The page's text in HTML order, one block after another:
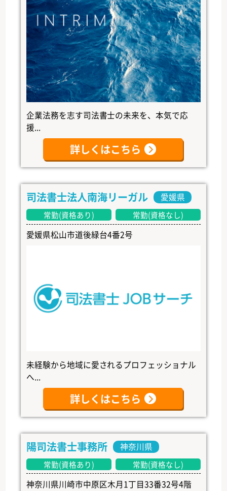
企業法務を志す司法書士の未来を、本気で応
援...
詳しくはこちら
司法書士法人南海リーガル 愛媛県
常勤(資格あり) 常勤(資格なし)
愛媛県松山市道後緑台4番2号
未経験から地域に愛されるプロフェッショナル
へ...
詳しくはこちら
陽司法書士事務所 神奈川県
常勤(資格あり) 常勤(資格なし)
神奈川県川崎市中原区木月1丁目33番32号4階